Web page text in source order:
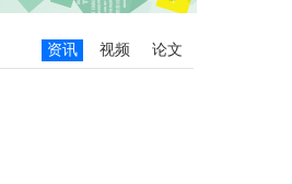
论文
视频
资讯